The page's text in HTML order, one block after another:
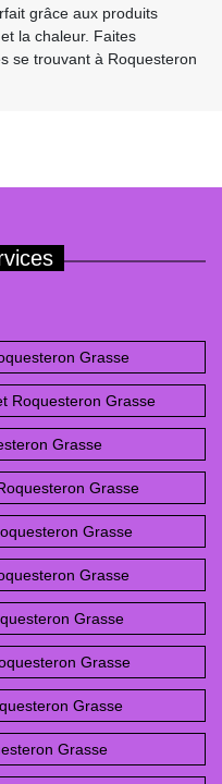
grâce aux produits
la chaleur. Faites
se trouvant à Roquesteron
Grasse
Roquesteron Grasse
Grasse
Grasse
Grasse
Grasse
Grasse
Grasse
Grasse
Grasse